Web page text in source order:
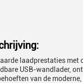
laadprestaties met
USB-wandlader,
van de